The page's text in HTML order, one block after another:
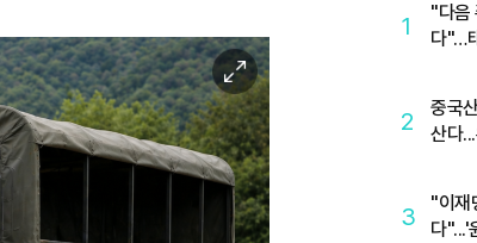
이
미
지
확
1
"다음
다"…
2
중국
산다
3
"이재
다"...'